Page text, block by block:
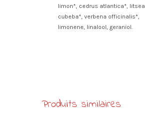
limon*, cedrus atlantica*, litsea
cubeba*, verbena officinalis*,
limonene, linalool, geraniol.
Produits similaires